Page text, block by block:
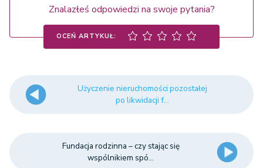
Znalazłeś odpowiedzi na swoje pytania?
OCEŃ ARTYKUŁ:
Użyczenie nieruchomości pozostałej
po likwidacji f...
Fundacja rodzinna – czy stając się
wspólnikiem spó...